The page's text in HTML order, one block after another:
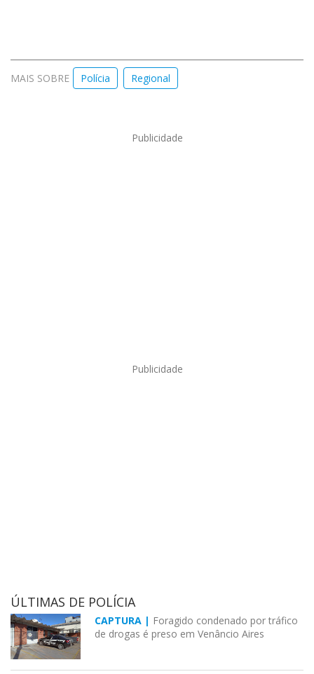
MAIS SOBRE Polícia Regional
Publicidade
Publicidade
ÚLTIMAS DE POLÍCIA
CAPTURA | Foragido condenado por tráfico
de drogas é preso em Venâncio Aires